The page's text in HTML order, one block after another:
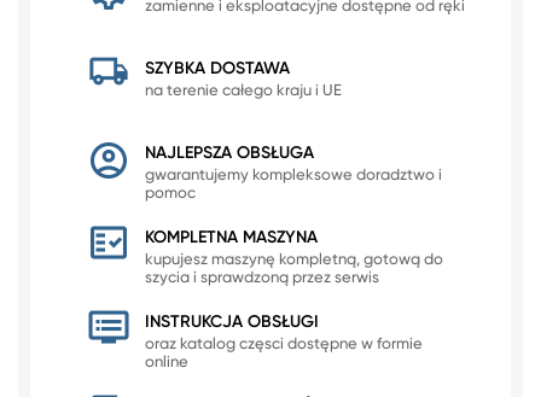
zamienne i eksploatacyjne dostępne od ręki
SZYBKA DOSTAWA
na terenie całego kraju i UE
NAJLEPSZA OBSŁUGA
gwarantujemy kompleksowe doradztwo i
pomoc
KOMPLETNA MASZYNA
kupujesz maszynę kompletną, gotową do
szycia i sprawdzoną przez serwis
INSTRUKCJA OBSŁUGI
oraz katalog częsci dostępne w formie
online